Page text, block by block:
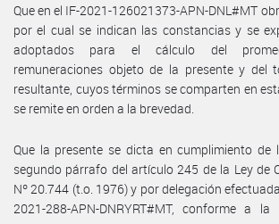
Que en el IF-2021-126021373-APN-DNL#MT
por el cual se indican las constancias y se
adoptados para el cálculo del
remuneraciones objeto de la presente y del
resultante, cuyos términos se comparten en
se remite en orden a la brevedad.
Que la presente se dicta en cumplimiento de
segundo párrafo del artículo 245 de la Ley de
Nº 20.744 (t.o. 1976) y por delegación
2021-288-APN-DNRYRT#MT, conforme a la